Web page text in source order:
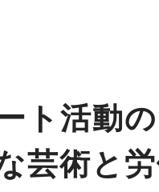
ト活動
芸術と